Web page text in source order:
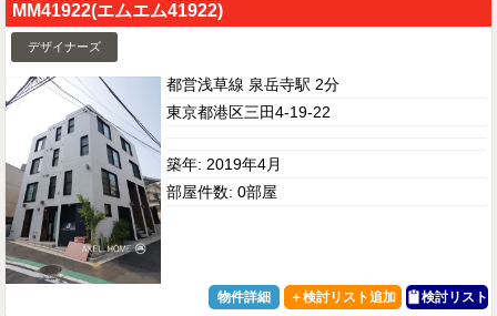
MM41922(エムエム41922)
デザイナーズ
都営浅草線 泉岳寺駅 2分
東京都港区三田4-19-22
築年: 2019年4月
部屋件数: 0部屋
物件詳細 検討リスト